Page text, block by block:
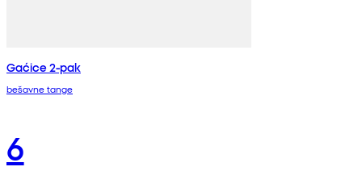
Gaćice 2-pak
bešavne tange
6